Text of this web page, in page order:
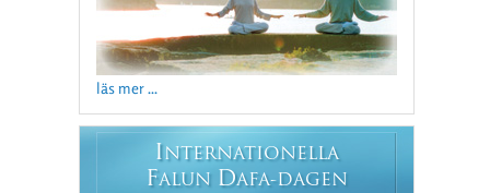
läs mer ...
INTERNATIONELLA
FALUN DAFA-DAGEN